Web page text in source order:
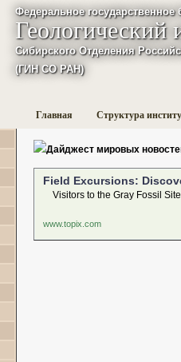
Федеральное
Сибирского Отделения
(ГИН СО РАН)
Главная Структура
Дайджест мировых
Field Excursions:
Visitors to the Gray Fossil
www.topix.com